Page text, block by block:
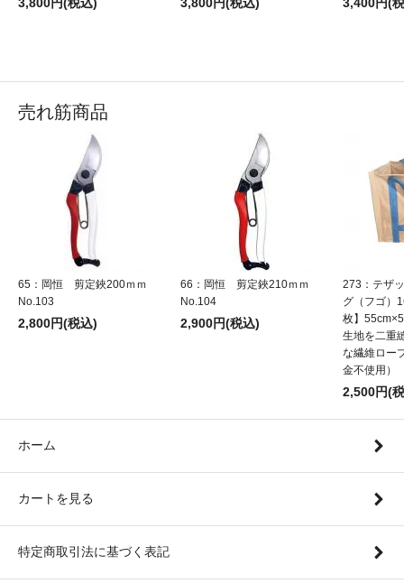
売れ筋商品
65：岡恒 剪定鋏200ｍｍ
No.103
2,800円(税込)
66：岡恒 剪定鋏210ｍｍ
No.104
2,900円(税込)
273：テザ
グ（フゴ）
枚】
生地を二重
な繊維ロー
金不使用）
2,500円(
ホーム
カートを見る
特定商取引法に基づく表記